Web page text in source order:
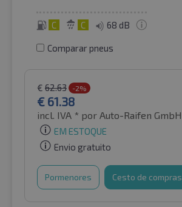
C C 68 dB
Comparar pneus
€ 62.63 -2%
€ 61.38
incl. IVA * por Auto-Raifen GmbH
EM ESTOQUE
Envio gratuito
Pormenores Cesto de compras